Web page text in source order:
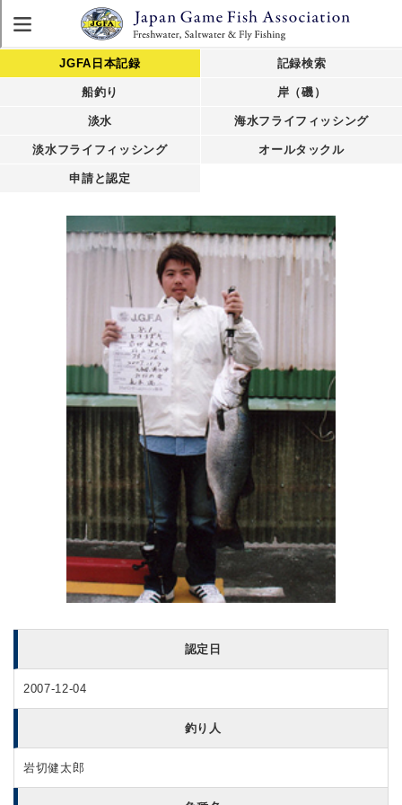
JGFA日本記録 記録検索
船釣り 岸（磯）
淡水 海水フライフィッシング
淡水フライフィッシング オールタックル
申請と認定
認定日
2007-12-04
釣り人
岩切健太郎